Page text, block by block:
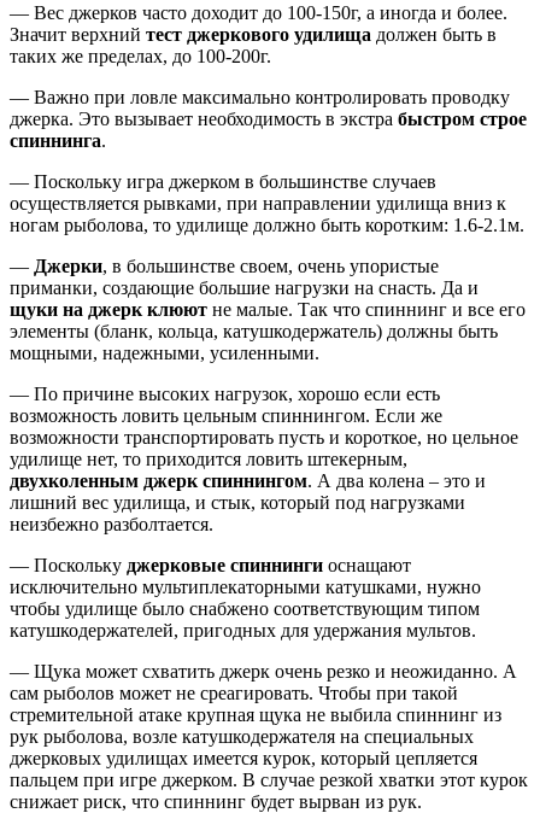
— Вес джерков часто доходит до 100-150г, а иногда и более.
Значит верхний тест джеркового удилища должен быть в
таких же пределах, до 100-200г.
— Важно при ловле максимально контролировать проводку
джерка. Это вызывает необходимость в экстра быстром строе
спиннинга.
— Поскольку игра джерком в большинстве случаев
осуществляется рывками, при направлении удилища вниз к
ногам рыболова, то удилище должно быть коротким: 1.6-2.1м.
— Джерки, в большинстве своем, очень упористые
приманки, создающие большие нагрузки на снасть. Да и
щуки на джерк клюют не малые. Так что спиннинг и все его
элементы (бланк, кольца, катушкодержатель) должны быть
мощными, надежными, усиленными.
— По причине высоких нагрузок, хорошо если есть
возможность ловить цельным спиннингом. Если же
возможности транспортировать пусть и короткое, но цельное
удилище нет, то приходится ловить штекерным,
двухколенным джерк спиннингом. А два колена – это и
лишний вес удилища, и стык, который под нагрузками
неизбежно разболтается.
— Поскольку джерковые спиннинги оснащают
исключительно мультиплекаторными катушками, нужно
чтобы удилище было снабжено соответствующим типом
катушкодержателей, пригодных для удержания мультов.
— Щука может схватить джерк очень резко и неожиданно. А
сам рыболов может не среагировать. Чтобы при такой
стремительной атаке крупная щука не выбила спиннинг из
рук рыболова, возле катушкодержателя на специальных
джерковых удилищах имеется курок, который цепляется
пальцем при игре джерком. В случае резкой хватки этот курок
снижает риск, что спиннинг будет вырван из рук.